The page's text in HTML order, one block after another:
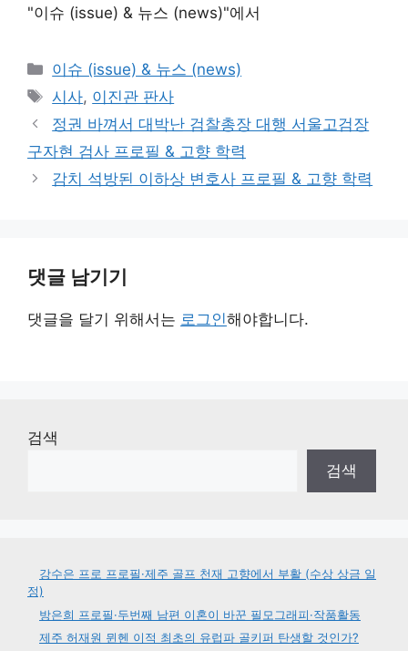
"이슈 (issue) & 뉴스 (news)"에서
카
테
고
리
이슈 (issue) & 뉴스 (news)
태
그
시사, 이진관 판사
정권 바껴서 대박난 검찰총장 대행 서울고검장
구자현 검사 프로필 & 고향 학력
감치 석방된 이하상 변호사 프로필 & 고향 학력
댓글 남기기
댓글을 달기 위해서는 로그인해야합니다.
검색
검색
강수은 프로 프로필·제주 골프 천재 고향에서 부활 (수상 상금 일
정)
방은희 프로필·두번째 남편 이혼이 바꾼 필모그래피·작품활동
제주 허재원 뮌헨 이적 최초의 유럽파 골키퍼 탄생할 것인가?